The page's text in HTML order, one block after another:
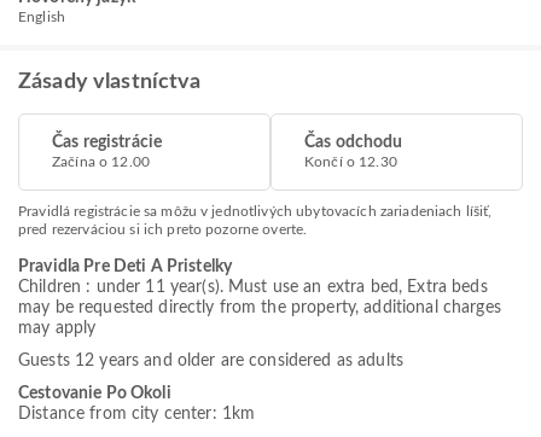
English
Zásady vlastníctva
Čas registrácie
Začína o 12.00
Čas odchodu
Končí o 12.30
Pravidlá registrácie sa môžu v jednotlivých ubytovacích zariadeniach líšiť,
pred rezerváciou si ich preto pozorne overte.
Pravidla Pre Deti A Pristelky
Children : under 11 year(s). Must use an extra bed, Extra beds
may be requested directly from the property, additional charges
may apply
Guests 12 years and older are considered as adults
Cestovanie Po Okoli
Distance from city center: 1km